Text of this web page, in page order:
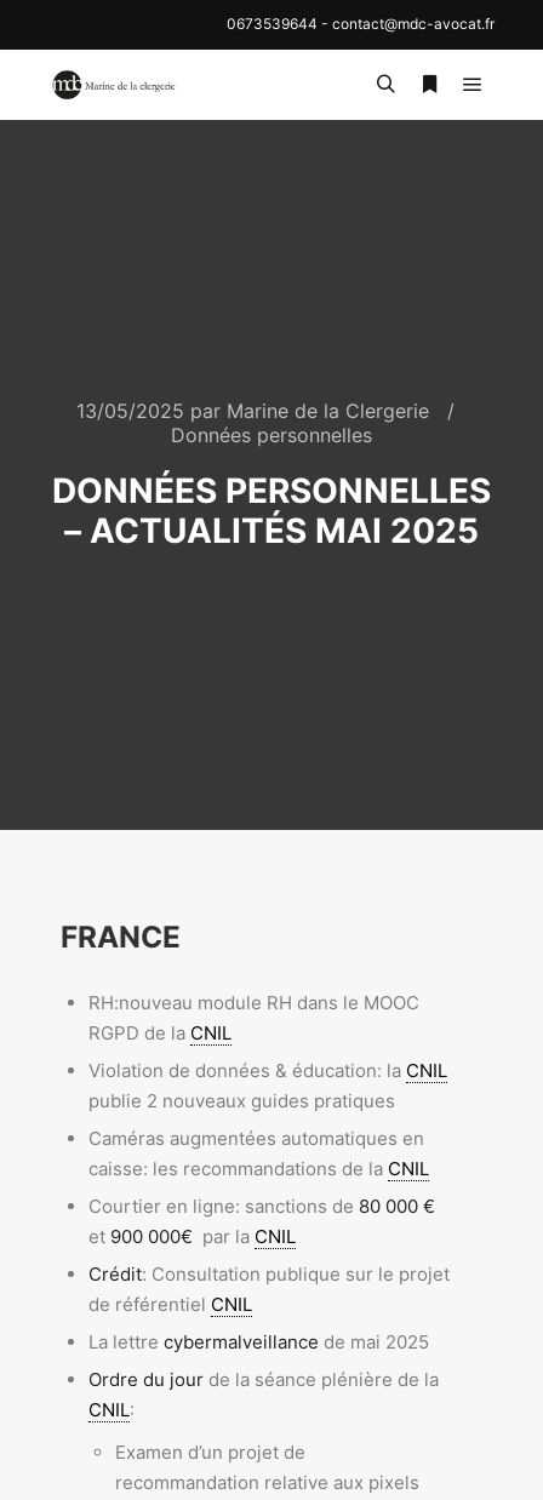
0673539644 - contact@mdc-avocat.fr
13/05/2025 par Marine de la Clergerie
Données personnelles
DONNÉES PERSONNELLES
– ACTUALITÉS MAI 2025
FRANCE
RH:nouveau module RH dans le MOOC
RGPD de la CNIL
Violation de données & éducation: la CNIL
publie 2 nouveaux guides pratiques
Caméras augmentées automatiques en
caisse: les recommandations de la CNIL
Courtier en ligne: sanctions de 80 000 €
et 900 000€ par la CNIL
Crédit: Consultation publique sur le projet
de référentiel CNIL
La lettre cybermalveillance de mai 2025
Ordre du jourde la séance plénière de la
CNIL:
Examen d’un projet de
recommandation relative aux pixels